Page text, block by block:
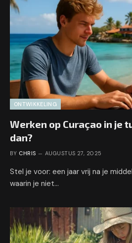
ONTWIKKELING
Werken op Curaçao in je
dan?
BY CHRIS AUGUSTUS 27, 2025
Stel je voor: een jaar vrij na je
waarin je niet…